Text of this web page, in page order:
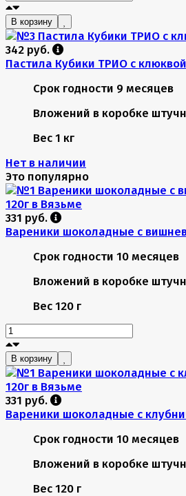
В корзину
342 руб.
Пастила Кубики ТРИО с
Срок годности 9 месяцев
Вложений в коробке
Вес 1 кг
Нет в наличии
Это популярно
331 руб.
Вареники шоколадные с
Срок годности 10 месяцев
Вложений в коробке
Вес 120 г
В корзину
331 руб.
Вареники шоколадные с
Срок годности 10 месяцев
Вложений в коробке
Вес 120 г